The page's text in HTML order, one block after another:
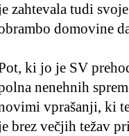
zahtevala tudi
domovine
ki jo je SV
nenehnih
vprašanji, ki
brez večjih težav